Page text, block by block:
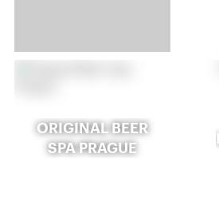
ORIGINAL BEER
SPA PRAGUE